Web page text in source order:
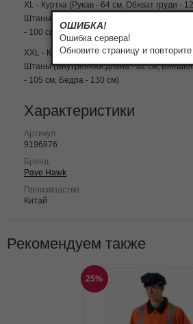
XL - Куртка (Рукав - 64 см, Обхват груди -
Штаны (Внутренняя длина - 82 см,
- 100 см, Бедра - 125 см)
XXL - Куртка (Рукав - 65 см, Обхват груди
Штаны (Внутренняя длина - 82 см,
- 105 см, Бедра - 130 см)
Характеристики
Артикул
9196876
Бренд
Pave Hawk
Производство
Китай
Рекомендуем также
25%
ОШИБКА!
Ошибка сервера!
Обновите страницу и